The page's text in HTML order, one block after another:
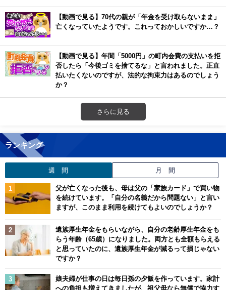
【動画で見る】70代の親が「年金を受け取らないまま」
亡くなっていたようです。これっておかしいですか…？
【動画で見る】年間「5000円」の町内会費の支払いを拒
否したら「今後ゴミを捨てるな」と言われました。正直
払いたくないのですが、法的な拘束力はあるのでしょう
か？
さらに見る
ランキング
週 間 月 間
父が亡くなった後も、母は父の「家族カード」で買い物
を続けています。「自分の名義だから問題ない」と言い
ますが、このまま利用を続けてもよいのでしょうか？
遺族厚生年金をもらいながら、自分の老齢厚生年金をも
らう年齢（65歳）になりました。両方とも全額もらえる
と思っていたのに、遺族厚生年金が減るって損じゃない
ですか？
娘夫婦が仕事の日は毎日孫の夕飯を作っています。家計
への負担も増えてきましたが、祖父母なら無償で協力す